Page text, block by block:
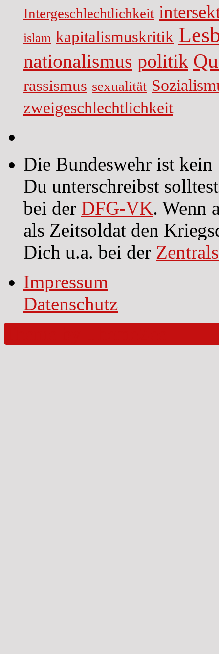
Intergeschlechtlichkeit
islam kapitalismuskritik
nationalismus politik
rassismus sexualität
zweigeschlechtlichkeit
Die Bundeswehr ist
Du unterschreibst
bei der DFG-VK. Wenn
als Zeitsoldat den
Dich u.a. bei der
Impressum
Datenschutz